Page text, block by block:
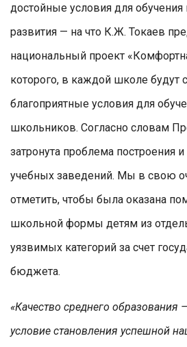
достойные условия для обучения
развития — на что К.Ж. Токаев
национальный проект
которого, в каждой школе будут
благоприятные условия для
школьников. Согласно словам
затронута проблема построения
учебных заведений. Мы в свою
отметить, чтобы была оказана
школьной формы детям из
уязвимых категорий за счет
бюджета.
«Качество среднего
условие становления успешной